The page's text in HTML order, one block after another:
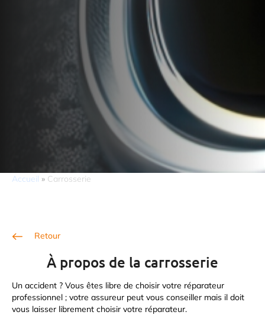
Accueil » Carrosserie
Retour
À propos de la carrosserie
Un accident ? Vous êtes libre de choisir votre réparateur
professionnel ; votre assureur peut vous conseiller mais il doit
vous laisser librement choisir votre réparateur.